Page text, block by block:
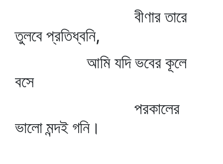
বীণার তারে
তুলবে প্রতিধ্বনি,
আমি যদি ভবের কূলে
বসে
পরকালের
ভালো মন্দই গনি।